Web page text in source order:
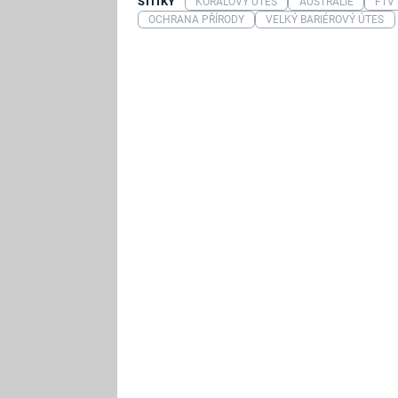
OCHRANA PŘÍRODY
VELKÝ BARIÉROVÝ ÚTES